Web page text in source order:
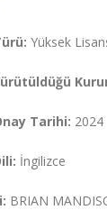
Yüksek
Tarihi: 2024
İngilizce
BRIAN